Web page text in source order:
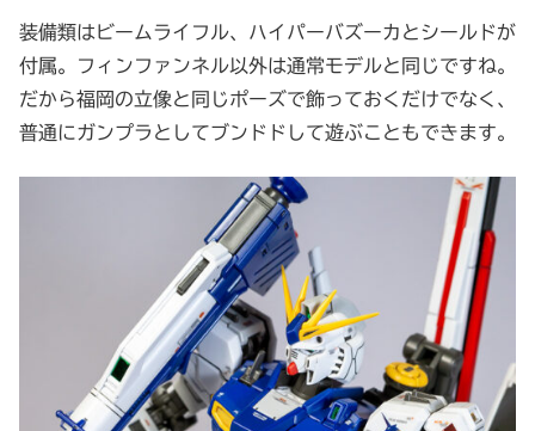
装備類はビームライフル、ハイパーバズーカとシールドが
付属。フィンファンネル以外は通常モデルと同じですね。
だから福岡の立像と同じポーズで飾っておくだけでなく、
普通にガンプラとしてブンドドして遊ぶこともできます。